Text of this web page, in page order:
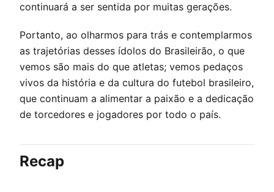
continuará a ser sentida por muitas gerações.
Portanto, ao olharmos para trás e contemplarmos
as trajetórias desses ídolos do Brasileirão, o que
vemos são mais do que atletas; vemos pedaços
vivos da história e da cultura do futebol brasileiro,
que continuam a alimentar a paixão e a dedicação
de torcedores e jogadores por todo o país.
Recap